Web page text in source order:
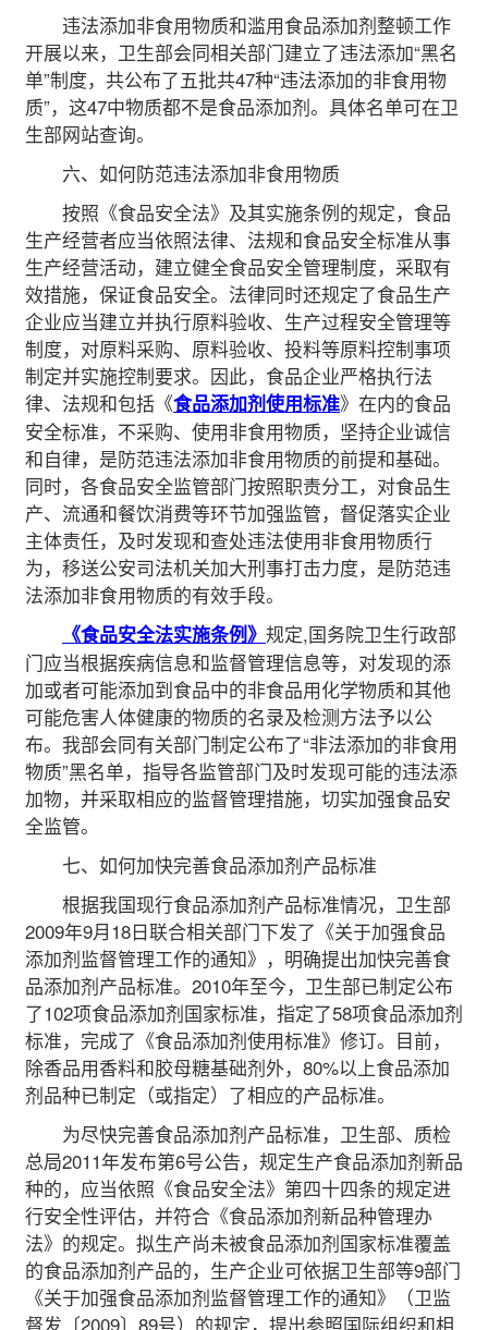
违法添加非食用物质和滥用食品添加剂整顿工作
开展以来，卫生部会同相关部门建立了违法添加“黑名
单”制度，共公布了五批共47种“违法添加的非食用物
质”，这47中物质都不是食品添加剂。具体名单可在卫
生部网站查询。
六、如何防范违法添加非食用物质
按照《食品安全法》及其实施条例的规定，食品
生产经营者应当依照法律、法规和食品安全标准从事
生产经营活动，建立健全食品安全管理制度，采取有
效措施，保证食品安全。法律同时还规定了食品生产
企业应当建立并执行原料验收、生产过程安全管理等
制度，对原料采购、原料验收、投料等原料控制事项
制定并实施控制要求。因此，食品企业严格执行法
律、法规和包括《食品添加剂使用标准》在内的食品
安全标准，不采购、使用非食用物质，坚持企业诚信
和自律，是防范违法添加非食用物质的前提和基础。
同时，各食品安全监管部门按照职责分工，对食品生
产、流通和餐饮消费等环节加强监管，督促落实企业
主体责任，及时发现和查处违法使用非食用物质行
为，移送公安司法机关加大刑事打击力度，是防范违
法添加非食用物质的有效手段。
《食品安全法实施条例》 规定,国务院卫生行政部
门应当根据疾病信息和监督管理信息等，对发现的添
加或者可能添加到食品中的非食品用化学物质和其他
可能危害人体健康的物质的名录及检测方法予以公
布。我部会同有关部门制定公布了“非法添加的非食用
物质”黑名单，指导各监管部门及时发现可能的违法添
加物，并采取相应的监督管理措施，切实加强食品安
全监管。
七、如何加快完善食品添加剂产品标准
根据我国现行食品添加剂产品标准情况，卫生部
2009年9月18日联合相关部门下发了《关于加强食品
添加剂监督管理工作的通知》，明确提出加快完善食
品添加剂产品标准。2010年至今，卫生部已制定公布
了102项食品添加剂国家标准，指定了58项食品添加剂
标准，完成了《食品添加剂使用标准》修订。目前，
除香品用香料和胶母糖基础剂外，80%以上食品添加
剂品种已制定（或指定）了相应的产品标准。
为尽快完善食品添加剂产品标准，卫生部、质检
总局2011年发布第6号公告，规定生产食品添加剂新品
种的，应当依照《食品安全法》第四十四条的规定进
行安全性评估，并符合《食品添加剂新品种管理办
法》的规定。拟生产尚未被食品添加剂国家标准覆盖
的食品添加剂产品的，生产企业可依据卫生部等9部门
《关于加强食品添加剂监督管理工作的通知》（卫监
督发〔2009〕89号）的规定，提出参照国际组织和相